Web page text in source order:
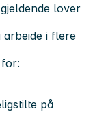
lover
i flere
på